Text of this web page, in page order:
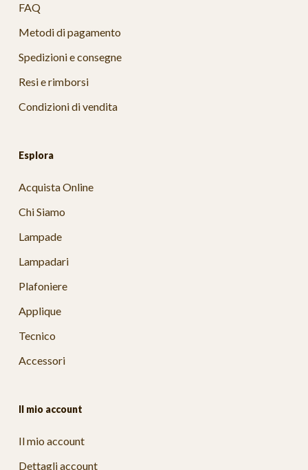
FAQ
Metodi di pagamento
Spedizioni e consegne
Resi e rimborsi
Condizioni di vendita
Esplora
Acquista Online
Chi Siamo
Lampade
Lampadari
Plafoniere
Applique
Tecnico
Accessori
Il mio account
Il mio account
Dettagli account